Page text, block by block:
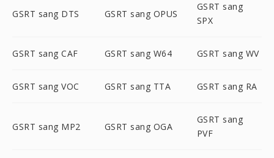
GSRT sang DTS GSRT sang OPUS
GSRT sang
SPX
GSRT sang CAF GSRT sang W64 GSRT sang WV
GSRT sang VOC GSRT sang TTA GSRT sang RA
GSRT sang MP2 GSRT sang OGA
GSRT sang
PVF